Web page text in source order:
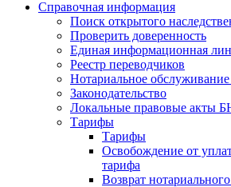
Справочная информация
Поиск открытого
Проверить доверенность
Единая информационная
Реестр переводчиков
Нотариальное обслуживание
Законодательство
Локальные правовые акты
Тарифы
Тарифы
Освобождение от
тарифа
Возврат